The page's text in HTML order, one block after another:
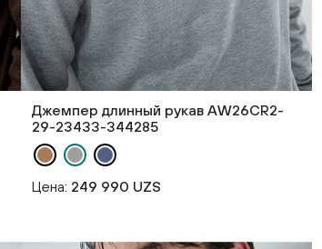
Джемпер длинный рукав AW26CR2-
29-23433-344285
Цена: 249 990 UZS